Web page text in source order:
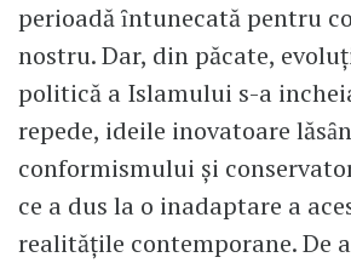
perioadă ȋntunecată pentru
nostru. Dar, din păcate,
politică a Islamului s-a
repede, ideile inovatoare
conformismului şi
ce a dus la o inadaptare a
realităţile contemporane. De